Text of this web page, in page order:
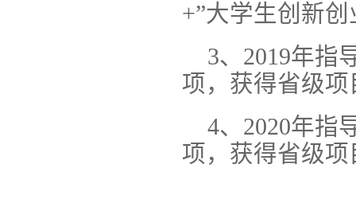
+”大学生创新
3、2019年指
项，获得省级
4、2020年指
项，获得省级